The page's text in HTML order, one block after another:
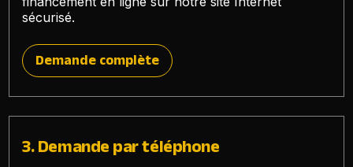
sécurisé.
Demande complète
3. Demande par téléphone